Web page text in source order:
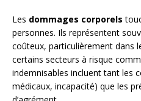
Les dommages corporels
personnes. Ils représentent
coûteux, particulièrement dans
certains secteurs à risque
indemnisables incluent tant les
médicaux, incapacité) que les